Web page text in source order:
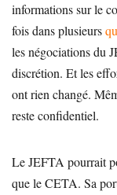
informations sur le
fois dans plusieurs
les négociations du
discrétion. Et les
ont rien changé.
reste confidentiel.
Le JEFTA pourrait
que le CETA. Sa